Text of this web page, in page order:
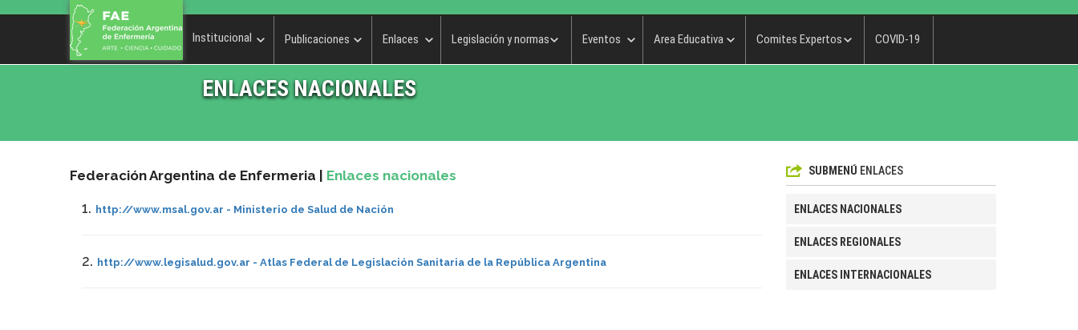
Institucional Publicaciones Enlaces Legislación y normas Eventos Area Educativa Comites Expertos COVID-19
ENLACES NACIONALES
Federación Argentina de Enfermeria Enlaces nacionales
1. http://www.msal.gov.ar - Ministerio de Salud de Nación
2. http://www.legisalud.gov.ar - Atlas Federal de Legislación Sanitaria de la República Argentina
SUBMENÚ ENLACES
ENLACES NACIONALES
ENLACES REGIONALES
ENLACES INTERNACIONALES